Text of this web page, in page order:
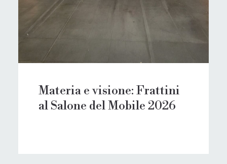
Materia e visione: Frattini
al Salone del Mobile 2026